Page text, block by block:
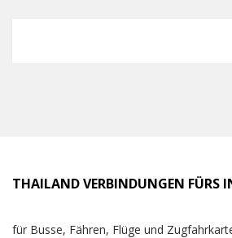
THAILAND VERBINDUNGEN FÜRS
für Busse, Fähren, Flüge und